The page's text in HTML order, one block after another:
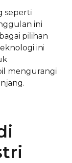
seperti
ini
pilihan
ini
mengurangi